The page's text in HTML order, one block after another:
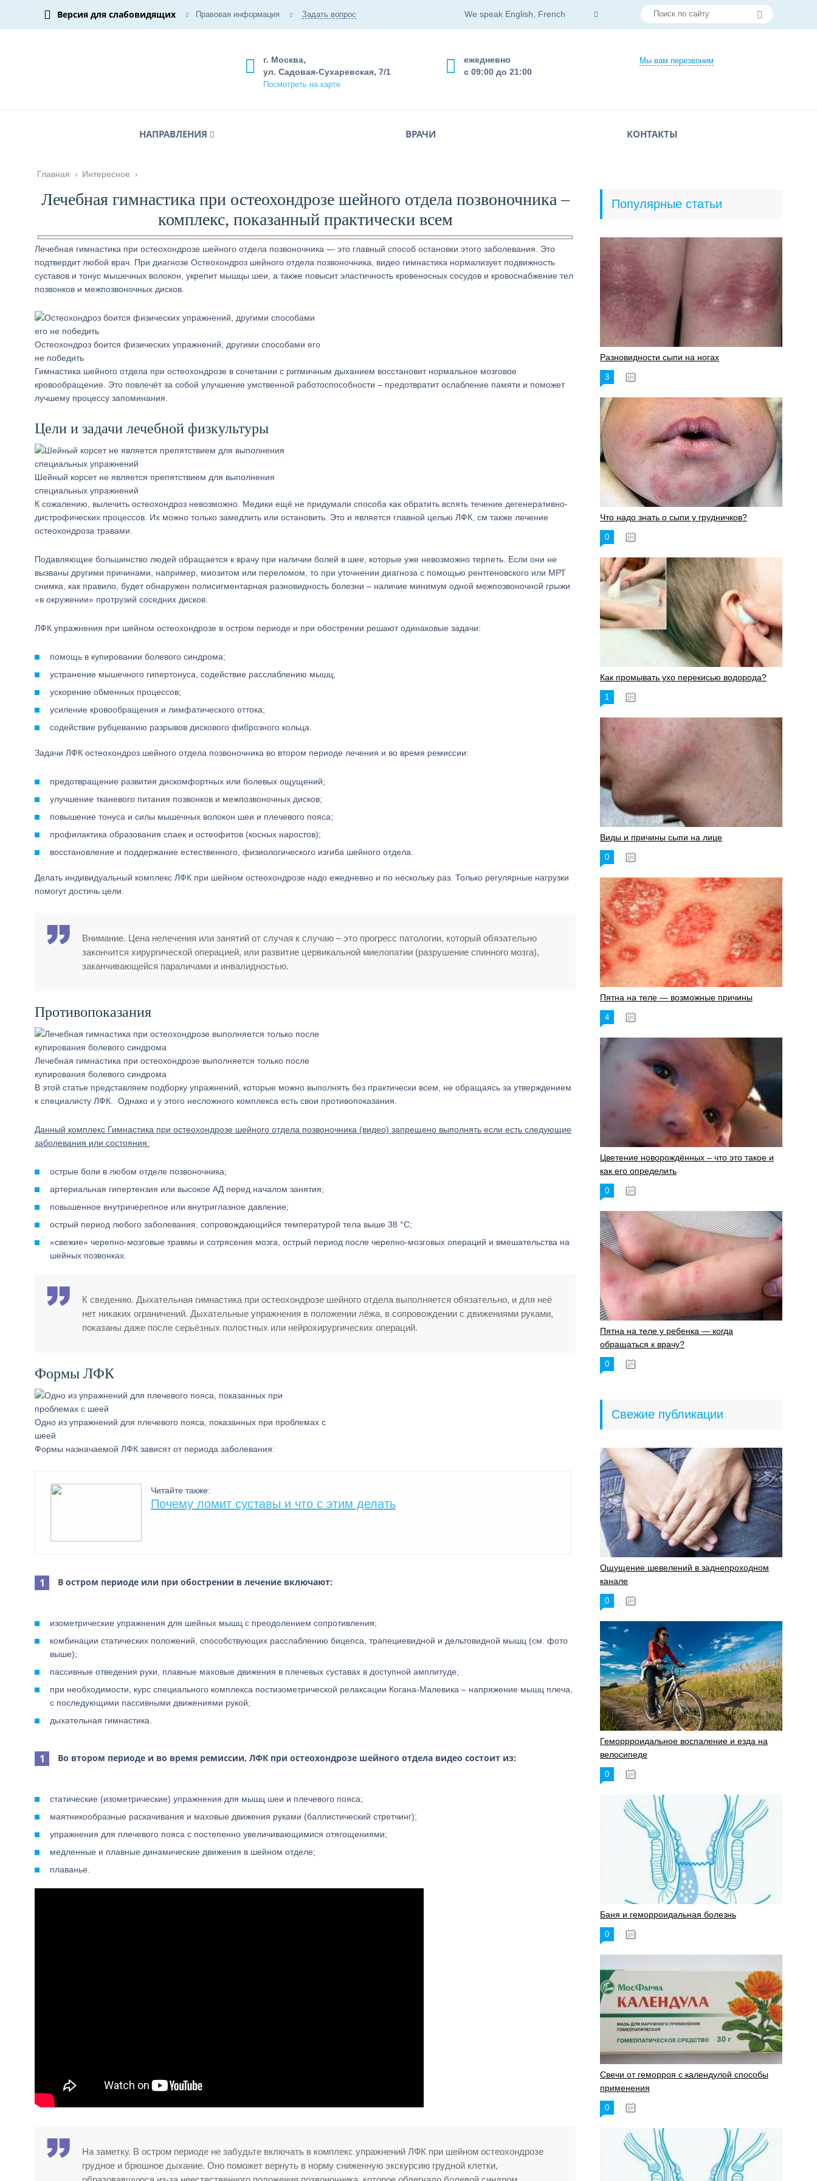
Версия для слабовидящих Правовая информация Задать вопрос We speak English, French
Мы вам перезвоним
ежедневно
с 09:00 до 21:00
г. Москва,
ул. Садовая-Сухаревская, 7/1
Посмотреть на карте
НАПРАВЛЕНИЯ ВРАЧИ КОНТАКТЫ
Главная › Интересное ›
Лечебная гимнастика при остеохондрозе шейного отдела позвоночника –
комплекс, показанный практически всем
Лечебная гимнастика при остеохондрозе шейного отдела позвоночника — это главный способ остановки этого заболевания. Это
подтвердит любой врач. При диагнозе Остеохондроз шейного отдела позвоночника, видео гимнастика нормализует подвижность
суставов и тонус мышечных волокон, укрепит мышцы шеи, а также повысит эластичность кровеносных сосудов и кровоснабжение тел
позвонков и межпозвоночных дисков.
Остеохондроз боится физических упражнений, другими способами его
не победить
Гимнастика шейного отдела при остеохондрозе в сочетании с ритмичным дыханием восстановит нормальное мозговое
кровообращение. Это повлечёт за собой улучшение умственной работоспособности – предотвратит ослабление памяти и поможет
лучшему процессу запоминания.
Цели и задачи лечебной физкультуры
Шейный корсет не является препятствием для выполнения
специальных упражнений
К сожалению, вылечить остеохондроз невозможно. Медики ещё не придумали способа как обратить вспять течение дегенеративно-
дистрофических процессов. Их можно только замедлить или остановить. Это и является главной целью ЛФК, см также лечение
остеохондроза травами.
Подавляющее большинство людей обращается к врачу при наличии болей в шее, которые уже невозможно терпеть. Если они не
вызваны другими причинами, например, миозитом или переломом, то при уточнении диагноза с помощью рентгеновского или МРТ
снимка, как правило, будет обнаружен полисигментарная разновидность болезни – наличие минимум одной межпозвоночной грыжи
«в окружении» протрузий соседних дисков.
ЛФК упражнения при шейном остеохондрозе в остром периоде и при обострении решают одинаковые задачи:
помощь в купировании болевого синдрома;
устранение мышечного гипертонуса, содействие расслаблению мышц;
ускорение обменных процессов;
усиление кровообращения и лимфатического оттока;
содействие рубцеванию разрывов дискового фиброзного кольца.
Задачи ЛФК остеохондроз шейного отдела позвоночника во втором периоде лечения и во время ремиссии:
предотвращение развития дискомфортных или болевых ощущений;
улучшение тканевого питания позвонков и межпозвоночных дисков;
повышение тонуса и силы мышечных волокон шеи и плечевого пояса;
профилактика образования спаек и остеофитов (косных наростов);
восстановление и поддержание естественного, физиологического изгиба шейного отдела.
Делать индивидуальный комплекс ЛФК при шейном остеохондрозе надо ежедневно и по нескольку раз. Только регулярные нагрузки
помогут достичь цели.
Внимание. Цена нелечения или занятий от случая к случаю – это прогресс патологии, который обязательно
закончится хирургической операцией, или развитие цервикальной миелопатии (разрушение спинного мозга),
заканчивающейся параличами и инвалидностью.
Противопоказания
Лечебная гимнастика при остеохондрозе выполняется только после
купирования болевого синдрома
В этой статье представляем подборку упражнений, которые можно выполнять без практически всем, не обращаясь за утверждением
к специалисту ЛФК. Однако и у этого несложного комплекса есть свои противопоказания.
Данный комплекс Гимнастика при остеохондрозе шейного отдела позвоночника (видео) запрещено выполнять если есть следующие
заболевания или состояния:
острые боли в любом отделе позвоночника;
артериальная гипертензия или высокое АД перед началом занятия;
повышенное внутричерепное или внутриглазное давление;
острый период любого заболевания, сопровождающийся температурой тела выше 38 °С;
«свежие» черепно-мозговые травмы и сотрясения мозга, острый период после черепно-мозговых операций и вмешательства на
шейных позвонках.
К сведению. Дыхательная гимнастика при остеохондрозе шейного отдела выполняется обязательно, и для неё
нет никаких ограничений. Дыхательные упражнения в положении лёжа, в сопровождении с движениями руками,
показаны даже после серьёзных полостных или нейрохирургических операций.
Формы ЛФК
Одно из упражнений для плечевого пояса, показанных при проблемах с
шеей
Формы назначаемой ЛФК зависят от периода заболевания:
Читайте также:
Почему ломит суставы и что с этим делать
В остром периоде или при обострении в лечение включают:
изометрические упражнения для шейных мышц с преодолением сопротивления;
комбинации статических положений, способствующих расслаблению бицепса, трапециевидной и дельтовидной мышц (см. фото
выше);
пассивные отведения руки, плавные маховые движения в плечевых суставах в доступной амплитуде;
при необходимости, курс специального комплекса постизометрической релаксации Когана-Малевика – напряжение мышц плеча,
с последующими пассивными движениями рукой;
дыхательная гимнастика.
Во втором периоде и во время ремиссии, ЛФК при остеохондрозе шейного отдела видео состоит из:
статические (изометрические) упражнения для мышц шеи и плечевого пояса;
маятникообразные раскачивания и маховые движения руками (баллистический стретчинг);
упражнения для плечевого пояса с постепенно увеличивающимися отягощениями;
медленные и плавные динамические движения в шейном отделе;
плаванье.
На заметку. В остром периоде не забудьте включать в комплекс упражнений ЛФК при шейном остеохондрозе
грудное и брюшное дыхание. Оно поможет вернуть в норму сниженную экскурсию грудной клетки,
Популярные статьи
Разновидности сыпи на ногах
3
Что надо знать о сыпи у грудничков?
0
Как промывать ухо перекисью водорода?
1
Виды и причины сыпи на лице
0
Пятна на теле — возможные причины
4
Цветение новорождённых – что это такое и
как его определить
0
Пятна на теле у ребенка — когда
обращаться к врачу?
0
Свежие публикации
Ощущение шевелений в заднепроходном
канале
0
Геморрроидальное воспаление и езда на
велосипеде
0
Баня и геморроидальная болезнь
0
Свечи от геморроя с календулой способы
применения
0